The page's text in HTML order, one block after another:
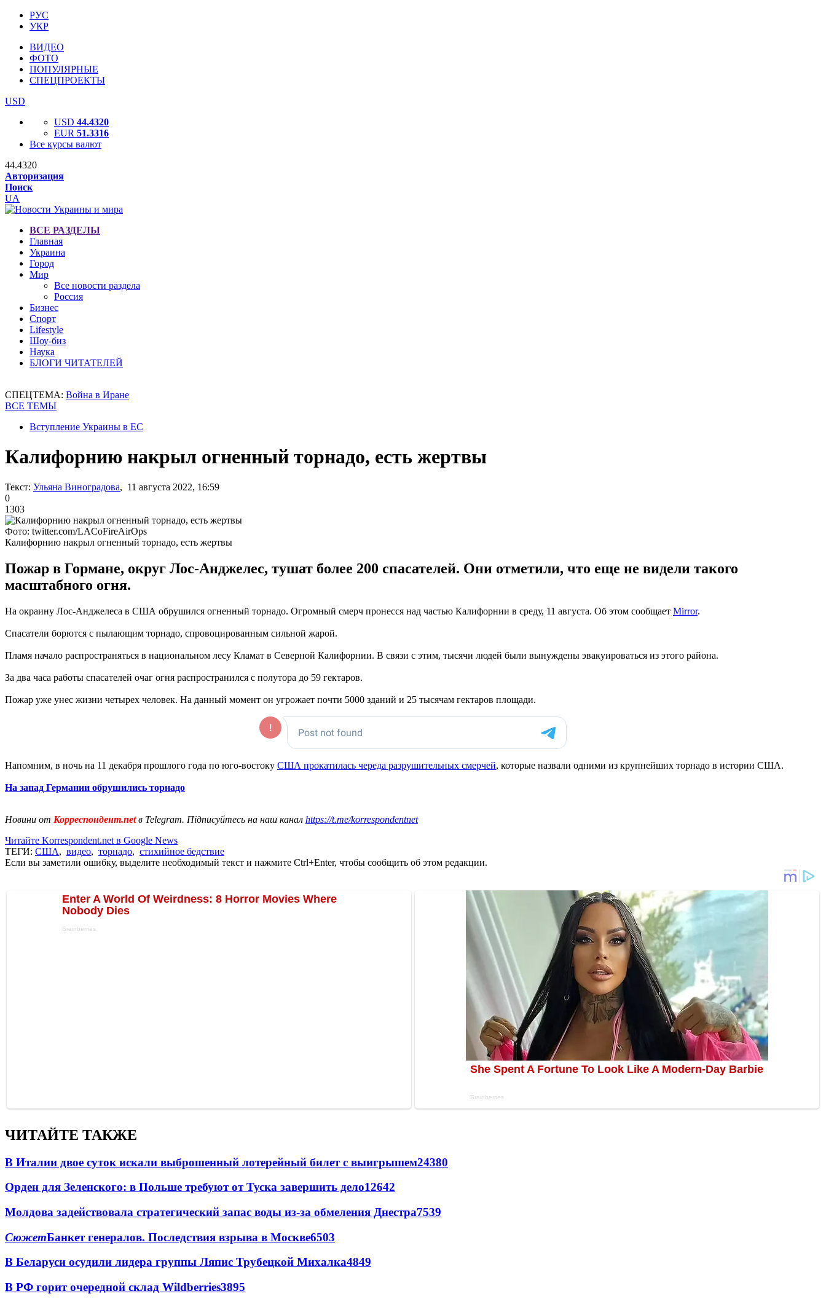
РУС
УКР
ВИДЕО
ФОТО
ПОПУЛЯРНЫЕ
СПЕЦПРОЕКТЫ
USD
USD 44.4320
EUR 51.3316
Все курсы валют
44.4320
Авторизация
Поиск
UA
ВСЕ РАЗДЕЛЫ
Главная
Украина
Город
Мир
Все новости раздела
Россия
Бизнес
Спорт
Lifestyle
Шоу-биз
Наука
БЛОГИ ЧИТАТЕЛЕЙ
СПЕЦТЕМА: Война в Иране
ВСЕ ТЕМЫ
Вступление Украины в ЕС
Калифорнию накрыл огненный торнадо, есть жертвы
Текст: Ульяна Виноградова, 11 августа 2022, 16:59
0
1303
Фото: twitter.com/LACoFireAirOps
Калифорнию накрыл огненный торнадо, есть жертвы
Пожар в Гормане, округ Лос-Анджелес, тушат более 200 спасателей. Они отметили, что еще не видели такого
масштабного огня.
На окраину Лос-Анджелеса в США обрушился огненный торнадо. Огромный смерч пронесся над частью Калифорнии в среду, 11 августа. Об этом сообщает Мirror.
Спасатели борются с пылающим торнадо, спровоцированным сильной жарой.
Пламя начало распространяться в национальном лесу Кламат в Северной Калифорнии. В связи с этим, тысячи людей были вынуждены эвакуироваться из этого района.
За два часа работы спасателей очаг огня распространился с полутора до 59 гектаров.
Пожар уже унес жизни четырех человек. На данный момент он угрожает почти 5000 зданий и 25 тысячам гектаров площади.
Напомним, в ночь на 11 декабря прошлого года по юго-востоку США прокатилась череда разрушительных смерчей, которые назвали одними из крупнейших торнадо в истории США.
На запад Германии обрушились торнадо
Новини от Корреспондент.netв Telegram. Підписуйтесь на наш канал https://t.me/korrespondentnet
Читайте Korrespondent.net в Google News
ТЕГИ: США, видео, торнадо, стихийное бедствие
Если вы заметили ошибку, выделите необходимый текст и нажмите Ctrl+Enter, чтобы сообщить об этом редакции.
ЧИТАЙТЕ ТАКЖЕ
В Италии двое суток искали выброшенный лотерейный билет с выигрышем24380
Орден для Зеленского: в Польше требуют от Туска завершить дело12642
Молдова задействовала стратегический запас воды из-за обмеления Днестра7539
СюжетБанкет генералов. Последствия взрыва в Москве6503
В Беларуси осудили лидера группы Ляпис Трубецкой Михалка4849
В РФ горит очередной склад Wildberries3895